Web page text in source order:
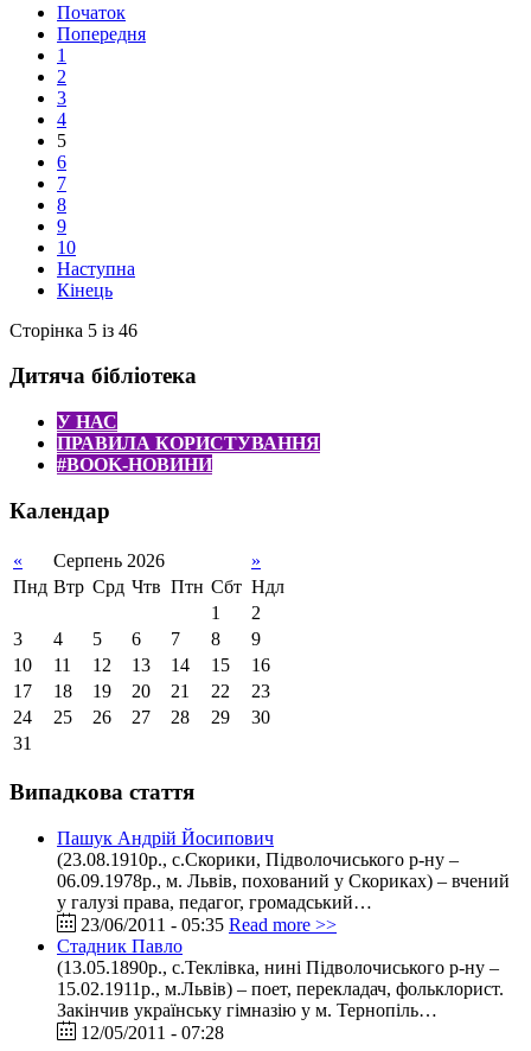
Початок
Попередня
1
2
3
4
5
6
7
8
9
10
Наступна
Кінець
Сторінка 5 із 46
Дитяча бібліотека
У НАС
ПРАВИЛА КОРИСТУВАННЯ
#BOOK-НОВИНИ
Календар
« Серпень 2026
»
Пнд Втр Срд Чтв Птн Сбт Ндл
1
2
3
4 5 6 7 8
9
10
11 12 13 14 15
16
17
18 19 20 21 22
23
24
25 26 27 28 29
30
31
Випадкова стаття
Пашук Андрій Йосипович
(23.08.1910р., с.Скорики, Підволочиського р-ну –
06.09.1978р., м. Львів, похований у Скориках) – вчений
у галузі права, педагог, громадський…
23/06/2011 - 05:35 Read more >>
Стадник Павло
(13.05.1890р., с.Теклівка, нині Підволочиського р-ну –
15.02.1911р., м.Львів) – поет, перекладач, фольклорист.
Закінчив українську гімназію у м. Тернопіль…
12/05/2011 - 07:28